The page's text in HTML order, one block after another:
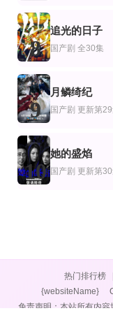
8
追光的日子
国产剧 全30集
9
月鳞绮纪
国产剧 更新第
10
她的盛焰
国产剧 更新第
热门排行榜
{websiteName}
免责声明：本站所有内